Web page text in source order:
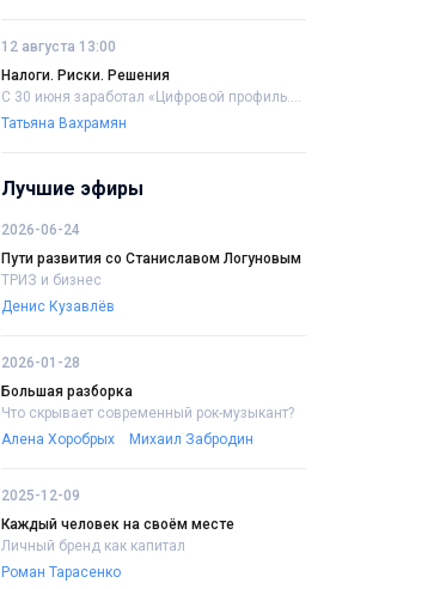
12 августа 13:00
Налоги. Риски. Решения
С 30 июня заработал «Цифровой профиль....
Татьяна Вахрамян
Лучшие эфиры
2026-06-24
Пути развития со Станиславом Логуновым
ТРИЗ и бизнес
Денис Кузавлёв
2026-01-28
Большая разборка
Что скрывает современный рок-музыкант?
Алена Хоробрых
Михаил Забродин
2025-12-09
Каждый человек на своём месте
Личный бренд как капитал
Роман Тарасенко